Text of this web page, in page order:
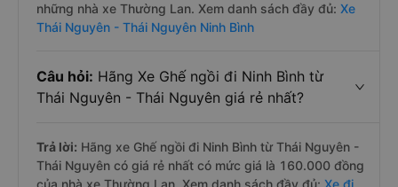
những nhà xe Thường Lan. Xem danh sách đầy đủ: Xe
Thái Nguyên - Thái Nguyên Ninh Bình
Câu hỏi: Hãng Xe Ghế ngồi đi Ninh Bình từ
Thái Nguyên - Thái Nguyên giá rẻ nhất?
Trả lời: Hãng xe Ghế ngồi đi Ninh Bình từ Thái Nguyên -
Thái Nguyên có giá rẻ nhất có mức giá là 160.000 đồng
của nhà xe Thường Lan. Xem danh sách đầy đủ: Xe đi